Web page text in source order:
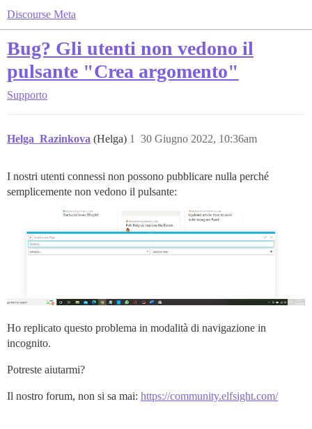
Discourse Meta
Bug? Gli utenti non vedono il
pulsante "Crea argomento"
Supporto
Helga_Razinkova (Helga) 30 Giugno 2022, 10:36am
1
I nostri utenti connessi non possono pubblicare nulla perché
semplicemente non vedono il pulsante:
Ho replicato questo problema in modalità di navigazione in
incognito.
Potreste aiutarmi?
Il nostro forum, non si sa mai: https://community.elfsight.com/